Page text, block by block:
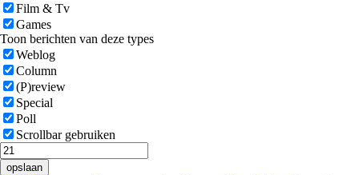
Film & Tv
Games
Toon berichten van deze types
Weblog
Column
(P)review
Special
Poll
Scrollbar gebruiken
opslaan